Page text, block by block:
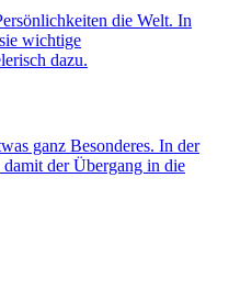
die Welt. In
wichtige
dazu.
ganz Besonderes. In der
der Übergang in die